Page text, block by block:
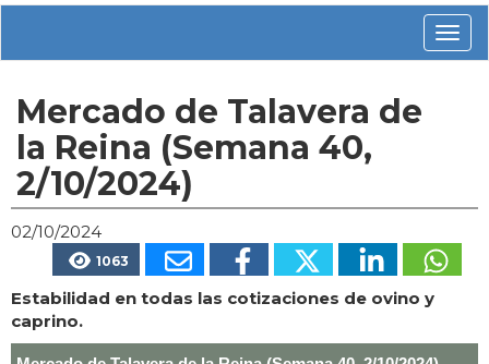
Mercado de Talavera de
la Reina (Semana 40,
2/10/2024)
02/10/2024
1063
Estabilidad en todas las cotizaciones de ovino y
caprino.